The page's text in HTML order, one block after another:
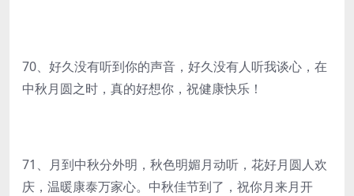
70、好久没有听到你的声音，好久没有人听我谈心，在
中秋月圆之时，真的好想你，祝健康快乐！
71、月到中秋分外明，秋色明媚月动听，花好月圆人欢
庆，温暖康泰万家心。中秋佳节到了，祝你月来月开